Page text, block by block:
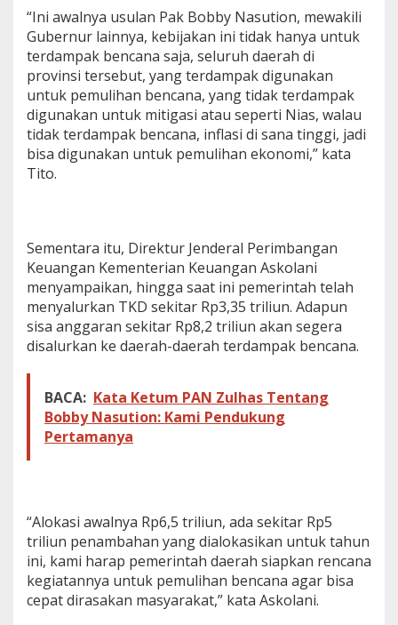
s
s
i
P
i
n
j
a
“Ini awalnya usulan Pak Bobby Nasution, mewakili
Gubernur lainnya, kebijakan ini tidak hanya untuk
terdampak bencana saja, seluruh daerah di
provinsi tersebut, yang terdampak digunakan
untuk pemulihan bencana, yang tidak terdampak
digunakan untuk mitigasi atau seperti Nias, walau
tidak terdampak bencana, inflasi di sana tinggi, jadi
bisa digunakan untuk pemulihan ekonomi,” kata
Tito.
Sementara itu, Direktur Jenderal Perimbangan
Keuangan Kementerian Keuangan Askolani
menyampaikan, hingga saat ini pemerintah telah
menyalurkan TKD sekitar Rp3,35 triliun. Adapun
sisa anggaran sekitar Rp8,2 triliun akan segera
disalurkan ke daerah-daerah terdampak bencana.
BACA: Kata Ketum PAN Zulhas Tentang
Bobby Nasution: Kami Pendukung
Pertamanya
“Alokasi awalnya Rp6,5 triliun, ada sekitar Rp5
triliun penambahan yang dialokasikan untuk tahun
ini, kami harap pemerintah daerah siapkan rencana
kegiatannya untuk pemulihan bencana agar bisa
cepat dirasakan masyarakat,” kata Askolani.